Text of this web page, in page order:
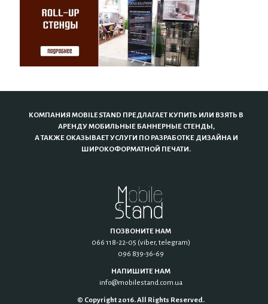
КОМПАНИЯ MOBILE STAND ПРЕДЛАГАЕТ КУПИТЬ ИЛИ ВЗЯТЬ В
АРЕНДУ МОБИЛЬНЫЕ БАННЕРНЫЕ СТЕНДЫ,
А ТАКЖЕ ОКАЗЫВАЕТ УСЛУГИ ПО РАЗРАБОТКЕ ДИЗАЙНА И
ШИРОКОФОРМАТНОЙ ПЕЧАТИ.
ПОЗВОНИТЕ НАМ
066 118-22-05 (viber, telegram)
096 839-36-69
НАПИШИТЕ НАМ
info@mobilestand.com.ua
© Copyright 2016. All Rights Reserved.